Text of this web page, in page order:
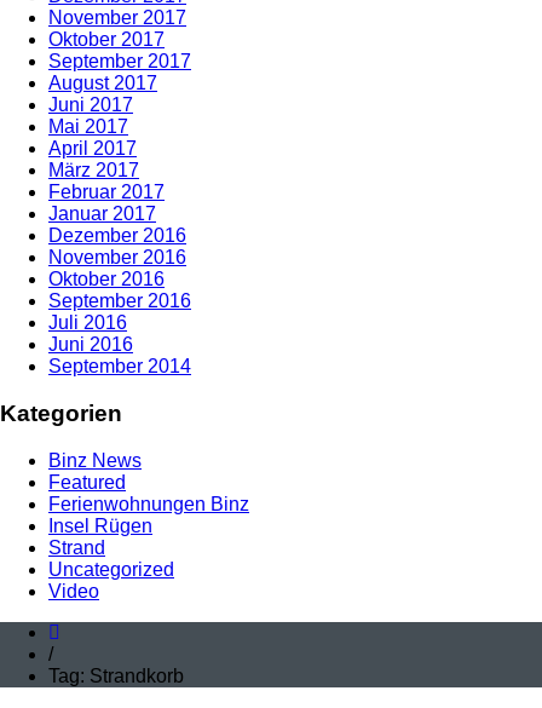
November 2017
Oktober 2017
September 2017
August 2017
Juni 2017
Mai 2017
April 2017
März 2017
Februar 2017
Januar 2017
Dezember 2016
November 2016
Oktober 2016
September 2016
Juli 2016
Juni 2016
September 2014
Kategorien
Binz News
Featured
Ferienwohnungen Binz
Insel Rügen
Strand
Uncategorized
Video
/
Tag: Strandkorb